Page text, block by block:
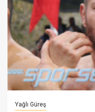
Yağlı Güreş